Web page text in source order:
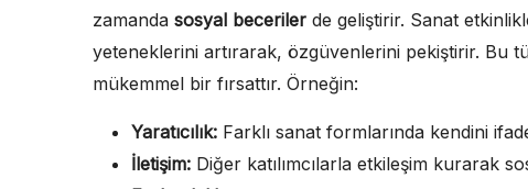
zamanda sosyal beceriler de geliştirir. Sanat
yeteneklerini artırarak, özgüvenlerini pekiştirir. Bu
mükemmel bir fırsattır. Örneğin:
Yaratıcılık: Farklı sanat formlarında kendini
İletişim: Diğer katılımcılarla etkileşim kurarak